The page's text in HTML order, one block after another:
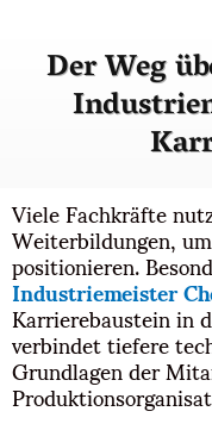
Der Weg
Viele Fachkräfte
Weiterbildungen,
positionieren.
Industriemeister
Karrierebaustein in
verbindet tiefere
Grundlagen der